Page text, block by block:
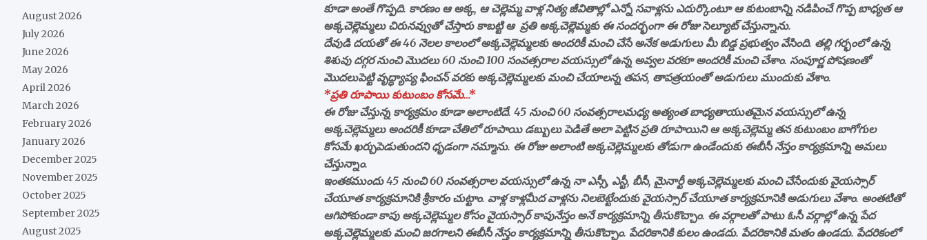
కూడా అంతే గొప్పది. కారణం ఆ అక్క, ఆ చెల్లెమ్మ వాళ్ల నిత్య జీవితాల్లో ఎన్నో సవాళ్లను ఎదుర్కొంటూ ఆ కుటంబాన్ని నడిపించే గొప్ప బాధ్యత ఆ
అక్కచెల్లెమ్మలు చిరునవ్వుతో చేస్తారు కాబట్టి ఆ ప్రతి అక్కచెల్లెమ్మకు ఈ సందర్భంగా ఈ రోజు సెల్యూట్‌ చేస్తున్నాను.
దేవుడి దయతో ఈ 46 నెలల కాలంలో అక్కచెల్లెమ్మలకు అందరికీ మంచి చేసే అనేక అడుగులు మీ బిడ్డ ప్రభుత్వం వేసింది. తల్లి గర్భంలో ఉన్న
శిశువు దగ్గర నుంచి మొదలు 60 నుంచి 100 సంవత్సరాల వయస్సులో ఉన్న అవ్వల వరకూ అందరికీ మంచి చేశాం. సంపూర్ణ పోషణంతో
మొదలుపెట్టి వృద్ధ్యాప్య ఫించన్‌ వరకు అక్కచెల్లెమ్మలకు మంచి చేయాలన్న తపన, తాపత్రయంతో అడుగులు ముందుకు వేశాం.
*ప్రతి రూపాయి కుటుంబం కోసమే…*
ఈ రోజు చేస్తున్న కార్యక్రమం కూడా అలాంటిదే. 45 నుంచి 60 సంవత్సరాలమధ్య అత్యంత బాధ్యతాయుతమైన వయస్సులో ఉన్న
అక్కచెల్లెమ్మలు అందరికీ కూడా చేతిలో రూపాయి డబ్బులు పెడితే అలా పెట్టిన ప్రతి రూపాయిని ఆ అక్కచెల్లెమ్మ తన కుటుంబం బాగోగుల
కోసమే ఖర్చుపెడుతుందని ధృడంగా నమ్మాను. ఈ రోజు అలాంటి అక్కచెల్లెమ్మలకు తోడుగా ఉండేందుకు ఈబీసీ నేస్తం కార్యక్రమాన్ని అమలు
చేస్తున్నాం.
ఇంతకముందు 45 నుంచి 60 సంవత్సరాల వయస్సులో ఉన్న నా ఎస్సీ, ఎస్టీ, బీసీ, మైనార్టీ అక్కచెల్లెమ్మలకు మంచి చేసేందుకు వైయస్సార్‌
చేయూత కార్యక్రమానికి శ్రీకారం చుట్టాం. వాళ్ల కాళ్లమీద వాళ్లను నిలబెట్టేందుకు వైయస్సార్‌ చేయూత కార్యక్రమానికి అడుగులు వేశాం. అంతటితో
ఆగిపోకుండా కాపు అక్కచెల్లెమ్మల కోసం వైయస్సార్‌ కాపునేస్తం అనే కార్యక్రమాన్ని తీసుకొచ్చాం. ఈ వర్గాలతో పాటు ఓసీ వర్గాల్లో ఉన్న పేద
అక్కచెల్లెమ్మలకు మంచి జరగాలని ఈబీసీ నేస్తం కార్యక్రమాన్ని తీసుకొచ్చాం. పేదరికానికి కులం ఉండదు. పేదరికానికి మతం ఉండదు. పేదరికంలో
August 2026
July 2026
June 2026
May 2026
April 2026
March 2026
February 2026
January 2026
December 2025
November 2025
October 2025
September 2025
August 2025